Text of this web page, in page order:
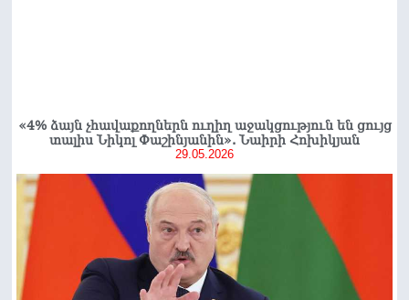
«4% ձայն չհավաքողներն ուղիղ աջակցություն են ցույց
տալիս Նիկոլ Փաշինյանին». Նաիրի Հոխիկյան
29.05.2026